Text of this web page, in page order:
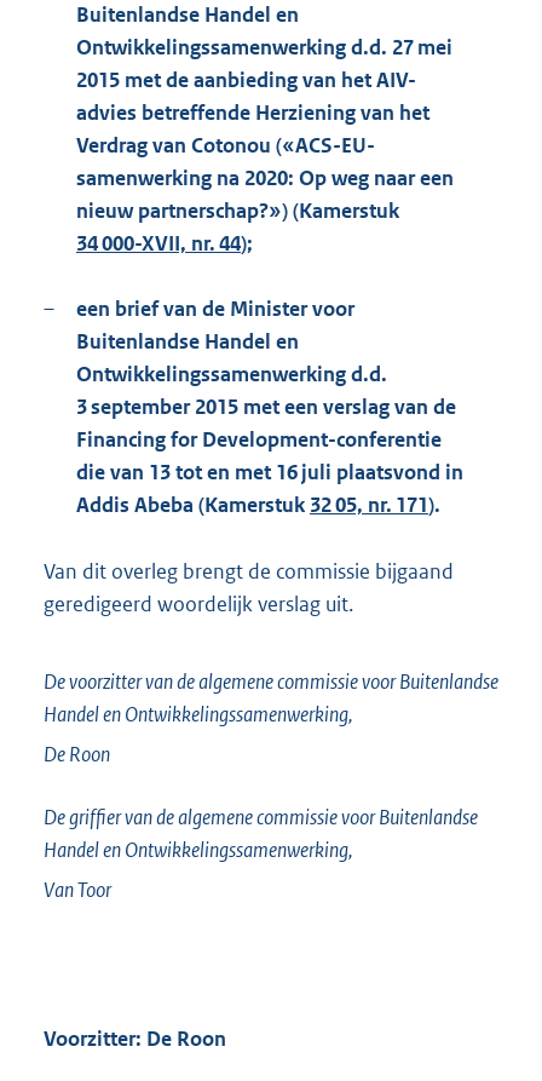
Buitenlandse Handel en
Ontwikkelingssamenwerking d.d. 27 mei
2015 met de aanbieding van het AIV-
advies betreffende Herziening van het
Verdrag van Cotonou («ACS-EU-
samenwerking na 2020: Op weg naar een
nieuw partnerschap?») (Kamerstuk
34 000-XVII, nr. 44);
–
een brief van de Minister voor
Buitenlandse Handel en
Ontwikkelingssamenwerking d.d.
3 september 2015 met een verslag van de
Financing for Development-conferentie
die van 13 tot en met 16 juli plaatsvond in
Addis Abeba (Kamerstuk 32 05, nr. 171).
Van dit overleg brengt de commissie bijgaand
geredigeerd woordelijk verslag uit.
De voorzitter van de algemene commissie voor Buitenlandse
Handel en Ontwikkelingssamenwerking,
De Roon
De griffier van de algemene commissie voor Buitenlandse
Handel en Ontwikkelingssamenwerking,
Van Toor
Voorzitter: De Roon